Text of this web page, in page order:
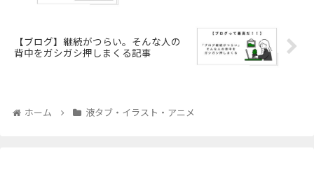
【ブログ】継続がつらい。そんな人の
背中をガシガシ押しまくる記事
ホーム 液タブ・イラスト・アニメ